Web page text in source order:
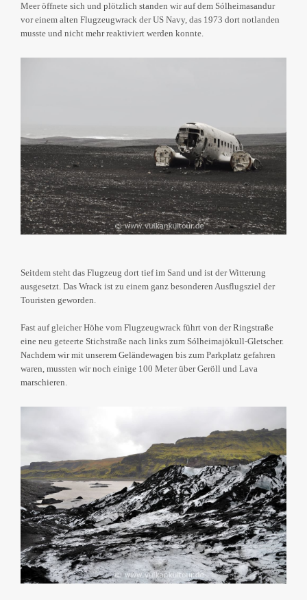
Meer öffnete sich und plötzlich standen wir auf dem Sólheimasandur
vor einem alten Flugzeugwrack der US Navy, das 1973 dort notlanden
musste und nicht mehr reaktiviert werden konnte.
Seitdem steht das Flugzeug dort tief im Sand und ist der Witterung
ausgesetzt. Das Wrack ist zu einem ganz besonderen Ausflugsziel der
Touristen geworden.
Fast auf gleicher Höhe vom Flugzeugwrack führt von der Ringstraße
eine neu geteerte Stichstraße nach links zum Sólheimajökull-Gletscher.
Nachdem wir mit unserem Geländewagen bis zum Parkplatz gefahren
waren, mussten wir noch einige 100 Meter über Geröll und Lava
marschieren.